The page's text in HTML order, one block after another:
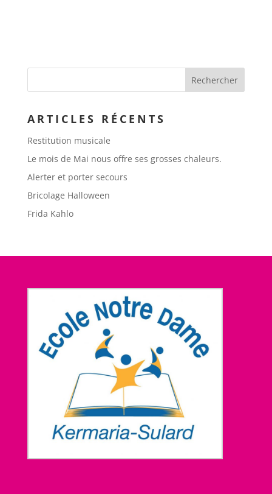
ARTICLES RÉCENTS
Restitution musicale
Le mois de Mai nous offre ses grosses chaleurs.
Alerter et porter secours
Bricolage Halloween
Frida Kahlo